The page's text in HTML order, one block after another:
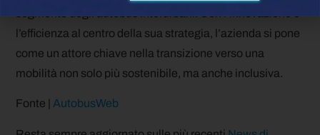
l’efficienza al centro della sua strategia, l’azienda si pone
come un attore chiave nella transizione verso una
mobilità non solo più sostenibile, ma anche inclusiva.
Fonte | AutobusWeb